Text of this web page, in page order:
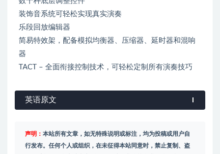
装饰音系统可轻松实现真实演奏
乐段回放编辑器
简易特效架，配备模拟均衡器、压缩器、延时器和混响
器
TACT – 全面衔接控制技术，可轻松定制所有演奏技巧
英语原文
声明： 本站所有文章，如无特殊说明或标注，均为投稿或用户自
行发布。任何个人或组织，在未征得本站同意时，禁止复制、盗